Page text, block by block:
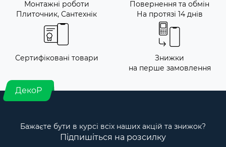
Монтажні роботи
Плиточник, Сантехнік
Повернення та обмін
На протязі 14 днів
Сертифіковані товари
Знижки
на перше замовлення
ДекоР
Бажаєте бути в курсі всіх наших акцій та знижок?
Підпишіться на розсилку